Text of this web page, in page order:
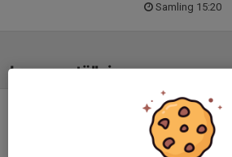
Samling 15:20
Laguppställning
Ingen uppställning